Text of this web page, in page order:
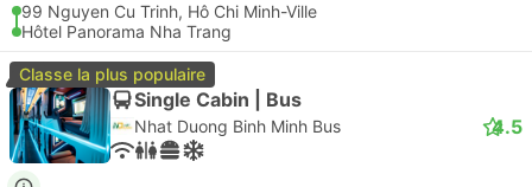
99 Nguyen Cu Trinh, Hô Chi Minh-Ville
Hôtel Panorama Nha Trang
Classe la plus populaire
Single Cabin | Bus
Nhat Duong Binh Minh Bus 4.5